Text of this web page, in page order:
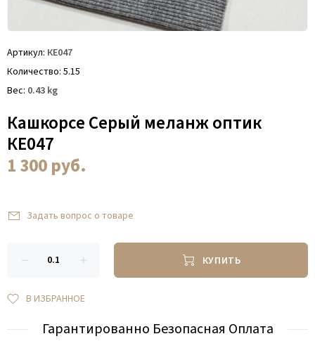
Артикул КЕ047
Количество 5.15
Вес 0.43 kg
Кашкорсе Серый меланж оптик
КЕ047
1 300руб.
Задать вопрос о товаре
КУПИТЬ
В ИЗБРАННОЕ
Гарантированно Безопасная Оплата